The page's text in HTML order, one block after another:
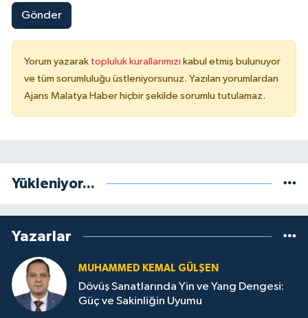
Gönder
Yorum yazarak topluluk kurallarımızı kabul etmiş bulunuyor
ve tüm sorumluluğu üstleniyorsunuz. Yazılan yorumlardan
Ajans Malatya Haber hiçbir şekilde sorumlu tutulamaz.
Yükleniyor...
Yazarlar
MUHAMMED KEMAL GÜLŞEN
Dövüş Sanatlarında Yin ve Yang Dengesi:
Güç ve Sakinliğin Uyumu